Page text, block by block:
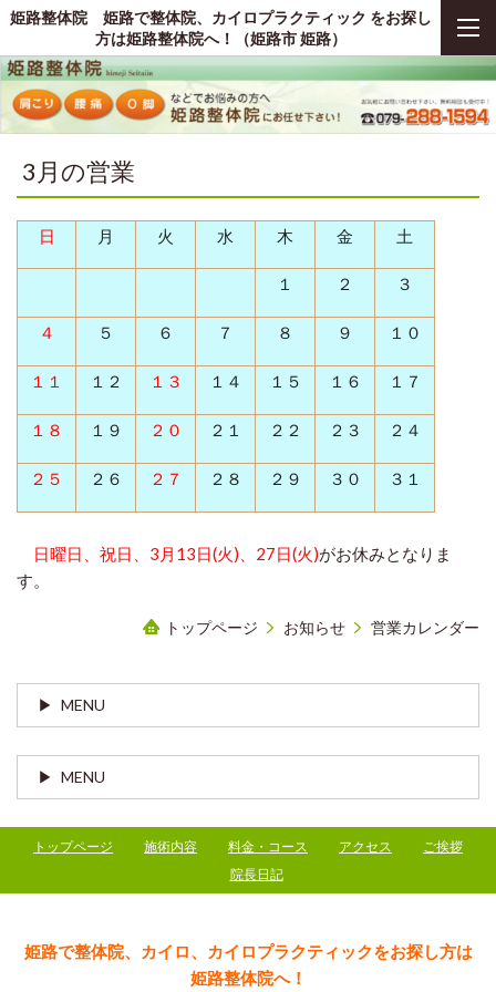
姫路整体院 姫路で整体院、カイロプラクティック をお探し
方は姫路整体院へ！（姫路市 姫路）
3月の営業
日 月 火 水 木 金 土
１ ２ ３
４ ５ ６ ７ ８ ９ １０
１１ １２ １３ １４ １５ １６ １７
１８ １９ ２０ ２１ ２２ ２３ ２４
２５ ２６ ２７ ２８ ２９ ３０ ３１
日曜日、祝日、3月13日(火)、27日(火)がお休みとなりま
す。
トップページ お知らせ 営業カレンダー
MENU
MENU
トップページ 施術内容 料金・コース アクセス
ご挨拶
院長日記
姫路で整体院、カイロ、カイロプラクティックをお探し方は
姫路整体院へ！